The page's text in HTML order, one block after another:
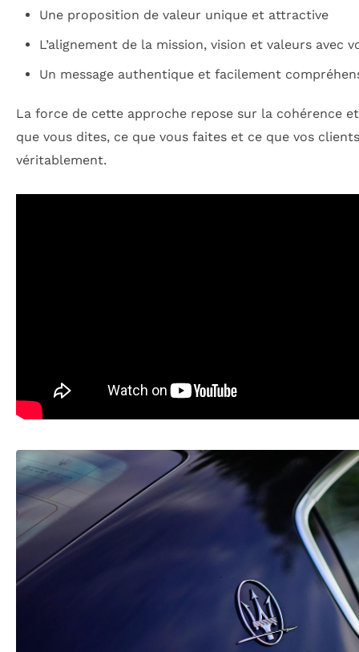
Une proposition de valeur unique et attractive
L’alignement de la mission, vision et valeurs avec
Un message authentique et facilement
La force de cette approche repose sur la cohérence
que vous dites, ce que vous faites et ce que vos
véritablement.